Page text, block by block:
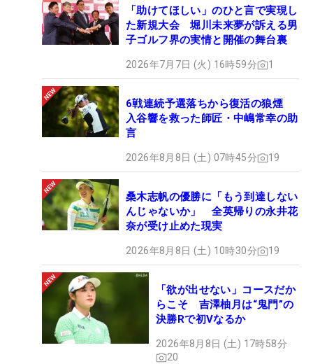
「助けてほしい」のひと言で実現し
た新規大会 堀川未来夢が訴える男
子ゴルフ界の実情と開催の舞台裏
2026年7月7日 (火) 16時59分 1
6戦連続予選落ちから復活の狼煙
入谷響を救った師匠・中嶋常幸の助
言
2026年8月8日 (土) 07時45分 19
桑木志帆の優勝に「もう到達しない
んじゃないか」 全英帰りの永井花
奈が受け止めた現実
2026年8月8日 (土) 10時30分 19
「欲が出せない」コースだか
らこそ 吉澤柚月は“鬼門”の
決勝Rで初Vなるか
2026年8月8日 (土) 17時58分
20